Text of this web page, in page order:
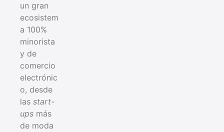
un gran
ecosistem
a 100%
minorista
y de
comercio
electrónic
o, desde
las start-
ups más
de moda